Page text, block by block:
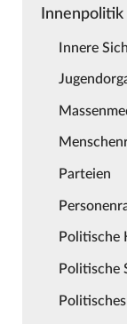
Innenpolitik
Innere
Parteien
Politische
Politische